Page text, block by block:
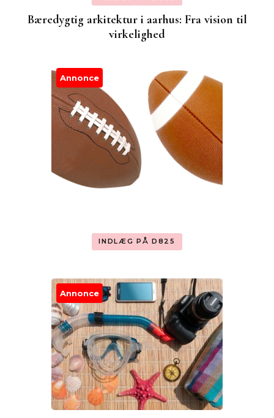
Bæredygtig arkitektur i aarhus: Fra vision til
virkelighed
Annonce
INDLÆG PÅ D825
Annonce